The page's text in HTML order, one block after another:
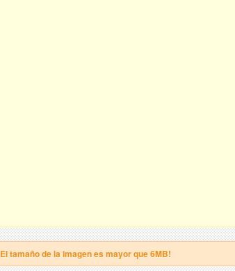
El tamaño de la imagen es mayor que 6MB!